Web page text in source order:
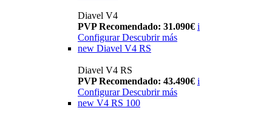
Diavel V4
PVP Recomendado: 31.090€ i
Configurar Descubrir más
new Diavel V4 RS
Diavel V4 RS
PVP Recomendado: 43.490€ i
Configurar Descubrir más
new V4 RS 100